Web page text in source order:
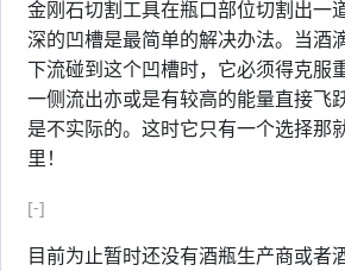
金刚石切割工具在瓶口部位切割出一
深的凹槽是最简单的解决办法。当酒
下流碰到这个凹槽时，它必须得克服
一侧流出亦或是有较高的能量直接飞
是不实际的。这时它只有一个选择
里！
[-]
目前为止暂时还没有酒瓶生产商或者